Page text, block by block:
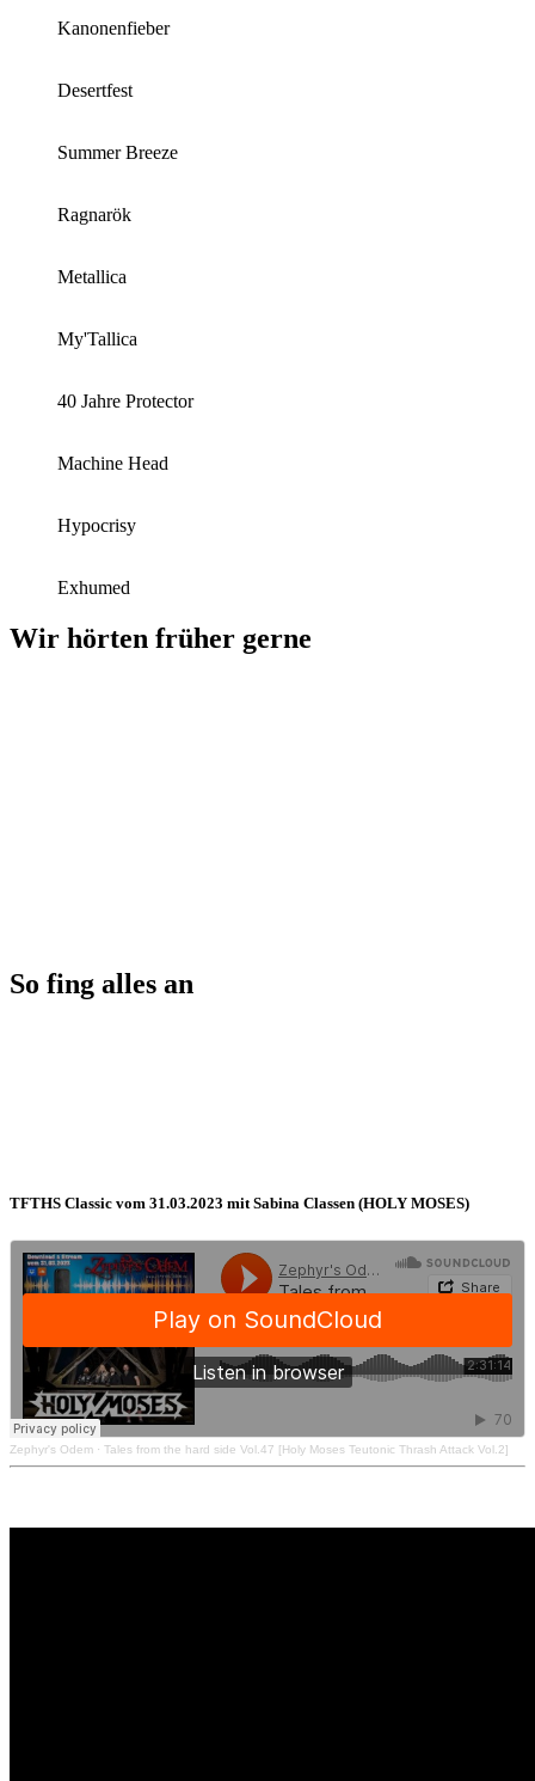
Kanonenfieber
Desertfest
Summer Breeze
Ragnarök
Metallica
My'Tallica
40 Jahre Protector
Machine Head
Hypocrisy
Exhumed
Wir hörten früher gerne
So fing alles an
TFTHS Classic vom 31.03.2023 mit Sabina Classen (HOLY MOSES)
Zephyr's Odem · Tales from the hard side Vol.47 [Holy Moses Teutonic Thrash Attack Vol.2]